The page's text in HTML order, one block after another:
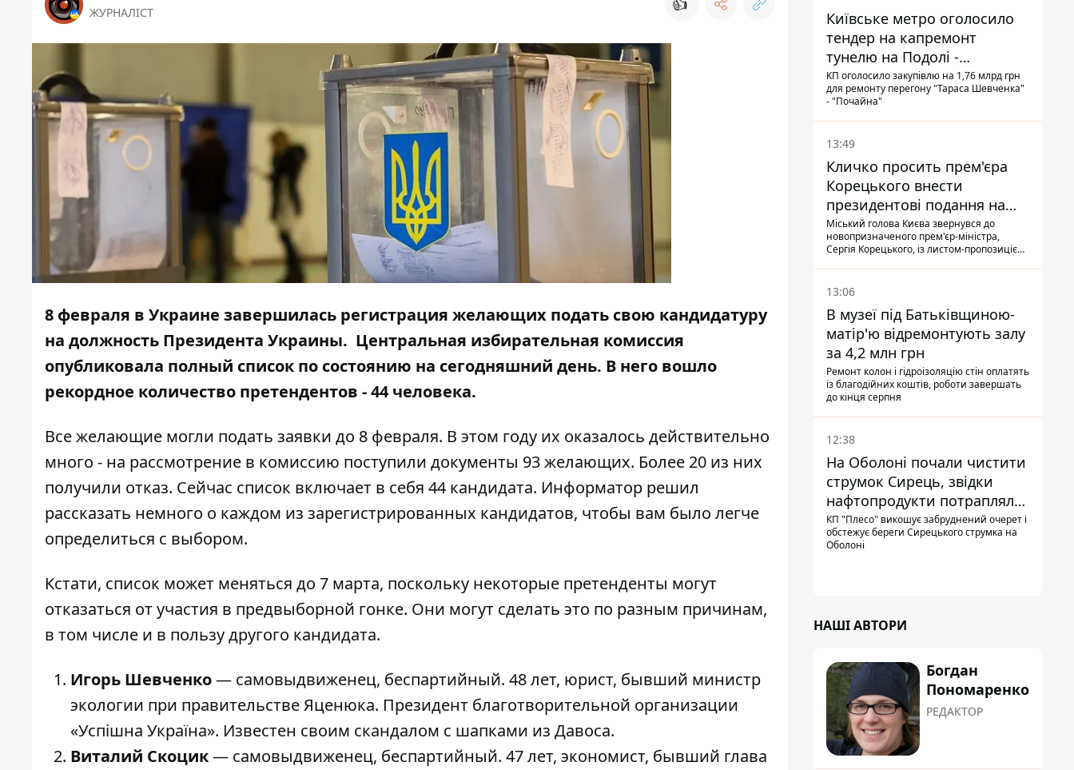
ЖУРНАЛІСТ
8 февраля в Украине завершилась регистрация желающих подать свою кандидатуру
на должность Президента Украины. Центральная избирательная комиссия
опубликовала полный список по состоянию на сегодняшний день. В него вошло
рекордное количество претендентов - 44 человека.
Все желающие могли подать заявки до 8 февраля. В этом году их оказалось действительно
много - на рассмотрение в комиссию поступили документы 93 желающих. Более 20 из них
получили отказ. Сейчас список включает в себя 44 кандидата. Информатор решил
рассказать немного о каждом из зарегистрированных кандидатов, чтобы вам было легче
определиться с выбором.
Кстати, список может меняться до 7 марта, поскольку некоторые претенденты могут
отказаться от участия в предвыборной гонке. Они могут сделать это по разным причинам,
в том числе и в пользу другого кандидата.
Игорь Шевченко— самовыдвиженец, беспартийный. 48 лет, юрист, бывший министр
экологии при правительстве Яценюка. Президент благотворительной организации
«Успішна Україна». Известен своим скандалом с шапками из Давоса.
Виталий Скоцик— самовыдвиженец, беспартийный. 47 лет, экономист, бывший глава
Київське метро оголосило
тендер на капремонт
тунелю на Подолі -
триватиме майже два роки
КП оголосило закупівлю на 1,76 млрд грн
для ремонту перегону "Тараса Шевченка"
- "Почайна"
13:49
Кличко просить прем'єра
Корецького внести
президентові подання на
звільнення володаря
Троєщини Бахматова
Міський голова Києва звернувся до
новопризначеного прем'єр-міністра,
Сергія Корецького, із листом-пропозицією
13:06
В музеї під Батьківщиною-
матір'ю відремонтують залу
за 4,2 млн грн
Ремонт колон і гідроізоляцію стін оплатять
із благодійних коштів, роботи завершать
до кінця серпня
12:38
На Оболоні почали чистити
струмок Сирець, звідки
нафтопродукти потрапляли
до озер
КП "Плесо" викошує забруднений очерет і
обстежує береги Сирецького струмка на
Оболоні
НАШІ АВТОРИ
Богдан
Пономаренко
РЕДАКТОР